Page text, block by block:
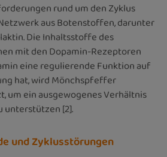
rund um den Zyklus
aus Botenstoffen, darunter
Die Inhaltsstoffe des
mit den Dopamin-Rezeptoren
eine regulierende Funktion auf
hat, wird Mönchspfeffer
um ein ausgewogenes Verhältnis
[2].
und Zyklusstörungen